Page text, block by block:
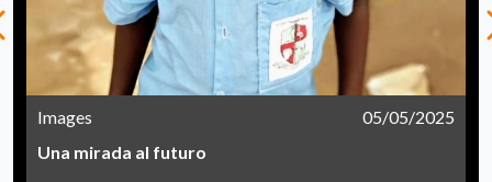
Images
05/05/2025
Una mirada al futuro